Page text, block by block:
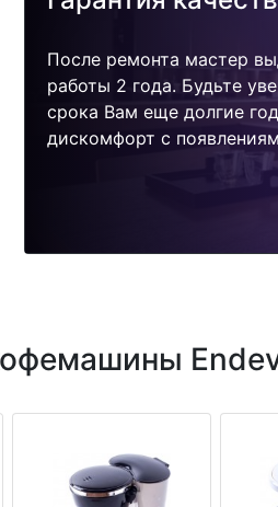
После ремонта мастер
работы 2 года. Будьте
срока Вам еще долгие
дискомфорт с